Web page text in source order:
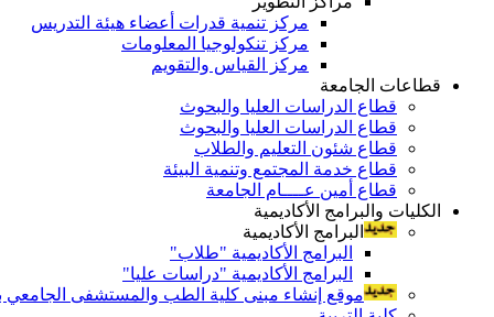
مركز تنمية قدرات أعضاء هيئة التدريس
مركز تنكولوجيا المعلومات
مركز القياس والتقويم
قطاعات الجامعة
قطاع الدراسات العليا والبحوث
قطاع الدراسات العليا والبحوث
قطاع شئون التعليم والطلاب
قطاع خدمة المجتمع وتنمية البيئة
قطاع أمين عــــام الجامعة
الكليات والبرامج الأكاديمية
البرامج الأكاديمية
البرامج الأكاديمية "طلاب"
البرامج الأكاديمية "دراسات عليا"
موقع إنشاء مبنى كلية الطب والمستشفى الجامعي